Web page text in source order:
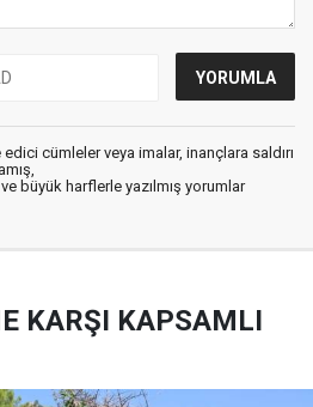
cümleler veya imalar, inançlara saldırı
büyük harflerle yazılmış yorumlar
KARŞI KAPSAMLI